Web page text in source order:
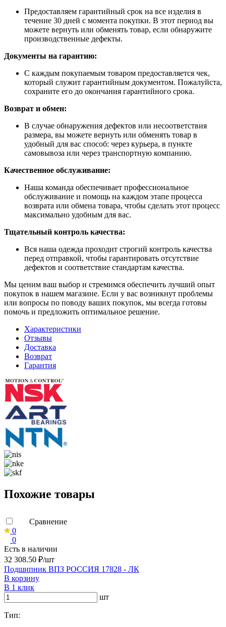
Предоставляем гарантийный срок на все изделия в
течение 30 дней с момента покупки. В этот период вы
можете вернуть или обменять товар, если обнаружите
производственные дефекты.
Документы на гарантию:
С каждым покупаемым товаром предоставляется чек,
который служит гарантийным документом. Пожалуйста,
сохраните его до окончания гарантийного срока.
Возврат и обмен:
В случае обнаружения дефектов или несоответствия
размера, вы можете вернуть или обменять товар в
удобный для вас способ: через курьера, в пункте
самовывоза или через транспортную компанию.
Качественное обслуживание:
Наша команда обеспечивает профессиональное
обслуживание и помощь на каждом этапе процесса
возврата или обмена товара, чтобы сделать этот процесс
максимально удобным для вас.
Тщательный контроль качества:
Вся наша одежда проходит строгий контроль качества
перед отправкой, чтобы гарантировать отсутствие
дефектов и соответствие стандартам качества.
Мы ценим ваш выбор и стремимся обеспечить лучший опыт
покупок в нашем магазине. Если у вас возникнут проблемы
или вопросы по поводу ваших покупок, мы всегда готовы
помочь и предложить оптимальное решение.
Характеристики
Отзывы
Доставка
Возврат
Гарантия
Похожие товары
Сравнение
0
0
Есть в наличии
32 308.50 ₽/шт
Подшипник ВПЗ РОССИЯ 17828 - ЛК
В корзину
В 1 клик
шт
Тип: